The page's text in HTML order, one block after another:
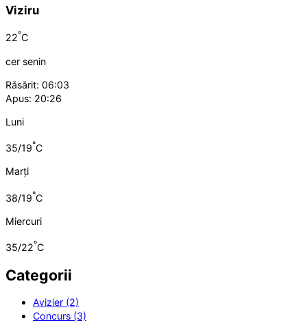
Viziru
22°C
cer senin
Răsărit: 06:03
Apus: 20:26
Luni
35/19°C
Marți
38/19°C
Miercuri
35/22°C
Categorii
Avizier (2)
Concurs (3)